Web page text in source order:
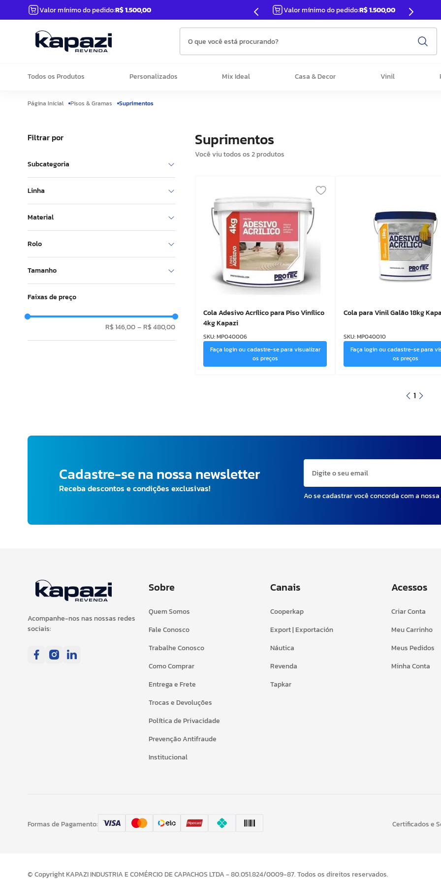
Valor mínimo do pedido:R$ 1.500,00 Valor mínimo do pedido:R$ 1.500,00
O que você está procurando?
Todos os Produtos Personalizados Mix Ideal Casa & Decor Vinil
Pisos & Gramas Suprimentos
Filtrar por
Subcategoria
Linha
Material
Rolo
Tamanho
4kg
Faixas de preço
R$ 146,00– R$ 480,00
Suprimentos
Você viu todos os2produtos
Cola Adesivo Acrílico para Piso Vinílico
4kg Kapazi
SKU:MP040006
Faça login ou cadastre-se para visualizar
os preços
Cola para Vinil Galão 18kg
SKU:MP040010
Faça login ou cadastre-se para
os preços
1
Cadastre-se na nossa newsletter
Receba descontos e condições exclusivas!
Ao se cadastrar você concorda com a nossa
Acompanhe-nos nas nossas redes
sociais:
Sobre
Quem Somos
Fale Conosco
Trabalhe Conosco
Como Comprar
Entrega e Frete
Trocas e Devoluções
Política de Privacidade
Prevenção Antifraude
Institucional
Canais
Cooperkap
Export | Exportación
Náutica
Revenda
Tapkar
Acessos
Criar Conta
Meu Carrinho
Meus Pedidos
Minha Conta
Formas de Pagamento: Certificados e
© Copyright KAPAZI INDUSTRIA E COMÉRCIO DE CAPACHOS LTDA - 80.051.824/0009-87. Todos os direitos reservados.